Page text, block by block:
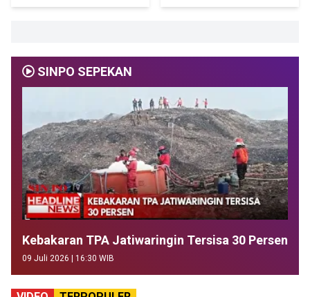
SINPO SEPEKAN
Kebakaran TPA Jatiwaringin Tersisa 30 Persen
09 Juli 2026 | 16:30 WIB